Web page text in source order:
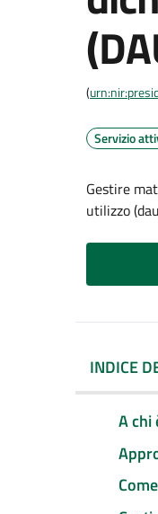
(
Servizio
Gestire
utilizzo
INDICE
A chi